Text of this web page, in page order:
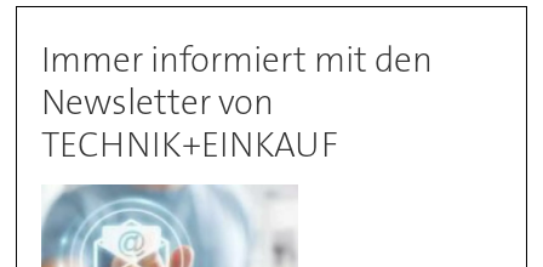
Immer informiert mit den
Newsletter von
TECHNIK+EINKAUF